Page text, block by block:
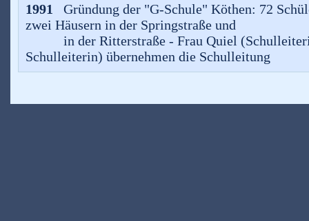
1991
Gründung der "G-Schule" Köthen: 72
zwei Häusern in der Springstraße und
in der Ritterstraße - Frau Quiel
Schulleiterin) übernehmen die Schulleitung